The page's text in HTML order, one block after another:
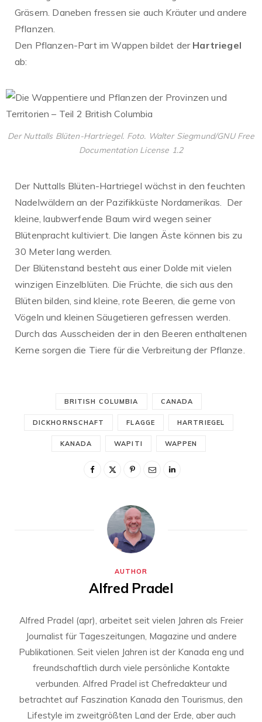
Gräsern. Daneben fressen sie auch Kräuter und andere
Pflanzen.
Den Pflanzen-Part im Wappen bildet derHartriegel
ab:
Der Nuttalls Blüten-Hartriegel. Foto. Walter Siegmund/GNU Free
Documentation License 1.2
Der Nuttalls Blüten-Hartriegel wächst in den feuchten
Nadelwäldern an der Pazifikküste Nordamerikas. Der
kleine, laubwerfende Baum wird wegen seiner
Blütenpracht kultiviert. Die langen Äste können bis zu
30 Meter lang werden.
Der Blütenstand besteht aus einer Dolde mit vielen
winzigen Einzelblüten. Die Früchte, die sich aus den
Blüten bilden, sind kleine, rote Beeren, die gerne von
Vögeln und kleinen Säugetieren gefressen werden.
Durch das Ausscheiden der in den Beeren enthaltenen
Kerne sorgen die Tiere für die Verbreitung der Pflanze.
BRITISH COLUMBIA CANADA
DICKHORNSCHAFT FLAGGE HARTRIEGEL
KANADA WAPITI WAPPEN
AUTHOR
Alfred Pradel
Alfred Pradel (apr), arbeitet seit vielen Jahren als Freier
Journalist für Tageszeitungen, Magazine und andere
Publikationen. Seit vielen Jahren ist der Kanada eng und
freundschaftlich durch viele persönliche Kontakte
verbunden. Alfred Pradel ist Chefredakteur und
betrachtet auf Faszination Kanada den Tourismus, den
Lifestyle im zweitgrößten Land der Erde, aber auch